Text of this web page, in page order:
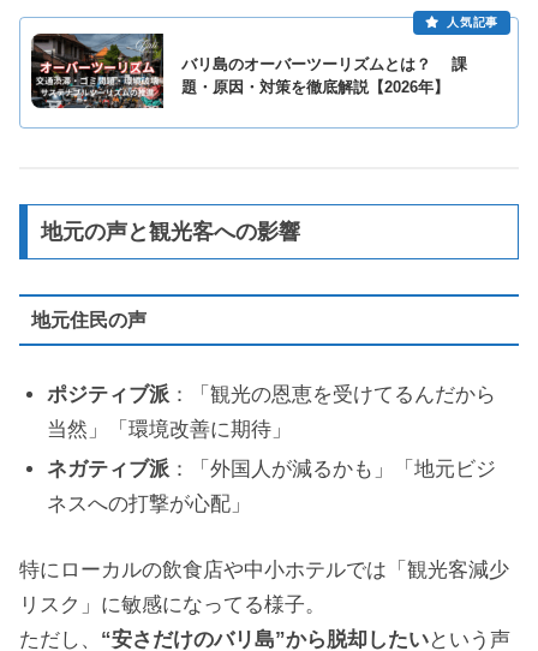
バリ島のオーバーツーリズムとは？ 課
題・原因・対策を徹底解説【2026年】
地元の声と観光客への影響
地元住民の声
ポジティブ派 ：「観光の恩恵を受けてるんだから
当然」「環境改善に期待」
ネガティブ派 ：「外国人が減るかも」「地元ビジ
ネスへの打撃が心配」
特にローカルの飲食店や中小ホテルでは「観光客減少
リスク」に敏感になってる様子。
ただし、 “安さだけのバリ島”から脱却したいという声